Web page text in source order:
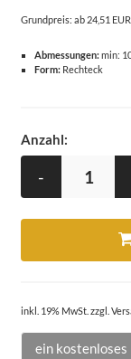
Grundpreis: ab 24,51
Abmessungen:min:
Form:Rechteck
Anzahl:
-
inkl. 19% MwSt. zzgl.
ein